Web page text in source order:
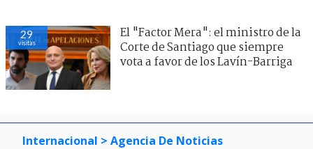
29
visitas
El "Factor Mera": el ministro de la
Corte de Santiago que siempre
vota a favor de los Lavín-Barriga
Internacional > Agencia De Noticias